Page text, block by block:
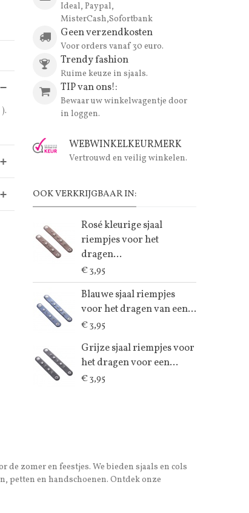
Ideal, Paypal,
MisterCash,Sofortbank
Geen verzendkosten
Voor orders vanaf 30 euro.
Trendy fashion
Ruime keuze in sjaals.
TIP van ons!:
Bewaar uw winkelwagentje door
in loggen.
WEBWINKELKEURMERK
Vertrouwd en veilig winkelen.
OOK VERKRIJGBAAR IN:
Rosé kleurige sjaal
riempjes voor het
dragen...
€ 3,95
Blauwe sjaal riempjes
voor het dragen van een...
€ 3,95
Grijze sjaal riempjes voor
het dragen voor een...
€ 3,95
de zomer en feestjes. We bieden sjaals en cols
petten en handschoenen. Ontdek onze